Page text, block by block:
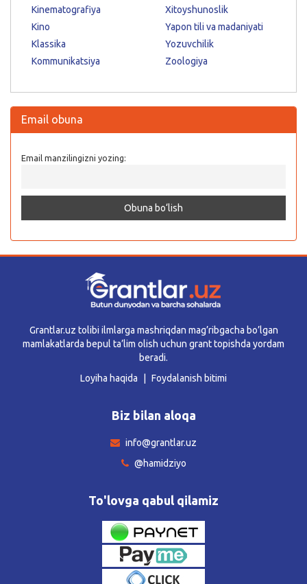
Kinematografiya
Kino
Klassika
Kommunikatsiya
Xitoyshunoslik
Yapon tili va madaniyati
Yozuvchilik
Zoologiya
Email obuna
Email manzilingizni yozing:
Grantlar.uz tolibi ilmlarga mashriqdan mag’ribgacha bo’lgan
mamlakatlarda bepul ta’lim olish uchun grant topishda yordam
beradi.
Loyiha haqida
Foydalanish bitimi
Biz bilan aloqa
info@grantlar.uz
@hamidziyo
To'lovga qabul qilamiz